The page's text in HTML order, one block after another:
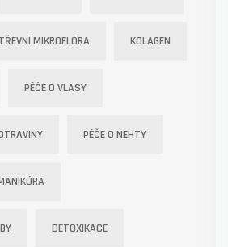
MIKROFLÓRA KOLAGEN
PÉČE O VLASY
PÉČE O NEHTY
DETOXIKACE